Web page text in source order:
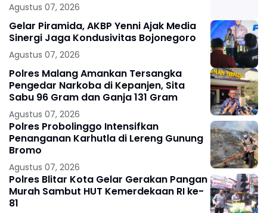
Agustus 07, 2026
Gelar Piramida, AKBP Yenni Ajak Media
Sinergi Jaga Kondusivitas Bojonegoro
Agustus 07, 2026
Polres Malang Amankan Tersangka
Pengedar Narkoba di Kepanjen, Sita
Sabu 96 Gram dan Ganja 131 Gram
Agustus 07, 2026
Polres Probolinggo Intensifkan
Penanganan Karhutla di Lereng Gunung
Bromo
Agustus 07, 2026
Polres Blitar Kota Gelar Gerakan Pangan
Murah Sambut HUT Kemerdekaan RI ke-
81